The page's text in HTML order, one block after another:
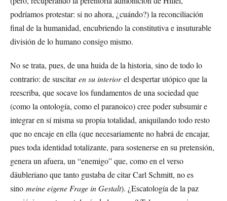
podríamos protestar: si no ahora, ¿cuándo?) la reconciliación
final de la humanidad, encubriendo la constitutiva e insuturable
división de lo humano consigo mismo.
No se trata, pues, de una huida de la historia, sino de todo lo
contrario: de suscitaren su interiorel despertar utópico que la
reescriba, que socave los fundamentos de una sociedad que
(como la ontología, como el paranoico) cree poder subsumir e
integrar en sí misma su propia totalidad, aniquilando todo resto
que no encaje en ella (que necesariamente no habrá de encajar,
pues toda identidad totalizante, para sostenerse en su pretensión,
genera un afuera, un “enemigo” que, como en el verso
däubleriano que tanto gustaba de citar Carl Schmitt, no es
sino meine eigene Frage in Gestalt). ¿Escatología de la paz